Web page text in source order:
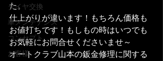
タイヤ交換
車メンテナンス
コンセプト
お客様
た。
仕上がりが違います！もちろん価格も
お値打ちです！もしもの時はいつでも
お気軽にお問合せくださいませ～
オートクラブ山本の鈑金修理に関する